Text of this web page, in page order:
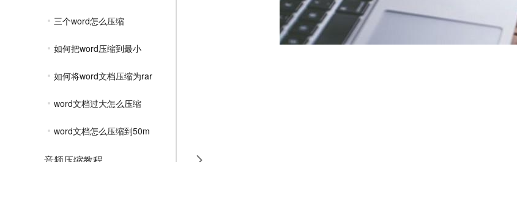
三个word怎么压缩
如何把word压缩到最小
如何将word文档压缩为rar
word文档过大怎么压缩
word文档怎么压缩到50m
音频压缩教程